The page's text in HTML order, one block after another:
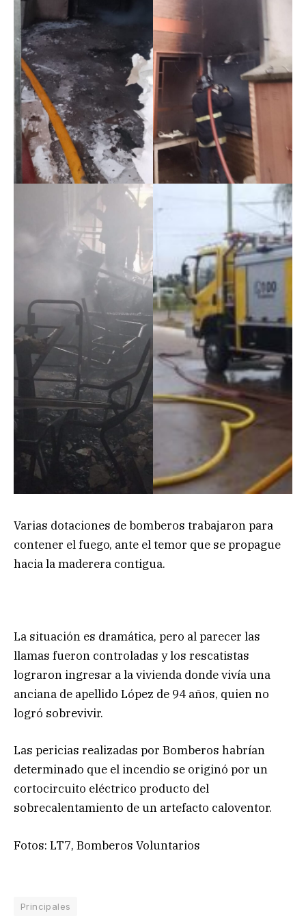
Varias dotaciones de bomberos trabajaron para
contener el fuego, ante el temor que se propague
hacia la maderera contigua.
La situación es dramática, pero al parecer las
llamas fueron controladas y los rescatistas
lograron ingresar a la vivienda donde vivía una
anciana de apellido López de 94 años, quien no
logró sobrevivir.
Las pericias realizadas por Bomberos habrían
determinado que el incendio se originó por un
cortocircuito eléctrico producto del
sobrecalentamiento de un artefacto caloventor.
Fotos: LT7, Bomberos Voluntarios
Principales